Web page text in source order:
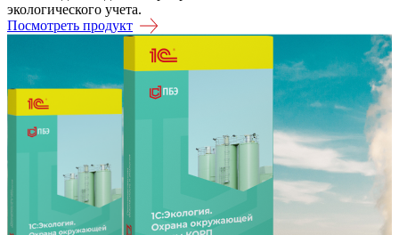
экологического учета.
Посмотреть продукт